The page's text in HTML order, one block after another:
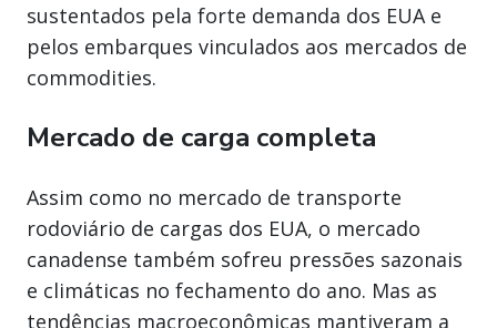
sustentados pela forte demanda dos EUA e
pelos embarques vinculados aos mercados de
commodities.
Mercado de carga completa
Assim como no mercado de transporte
rodoviário de cargas dos EUA, o mercado
canadense também sofreu pressões sazonais
e climáticas no fechamento do ano. Mas as
tendências macroeconômicas mantiveram a